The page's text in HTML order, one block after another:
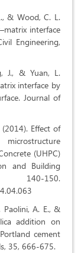
& Wood, C. L.
interface
Engineering,
J., & Yuan, L.
interface by
Journal of
(2014). Effect of
(UHPC)
and Building
150.
Paolini, A. E., &
addition on
cement
35, 666-675.